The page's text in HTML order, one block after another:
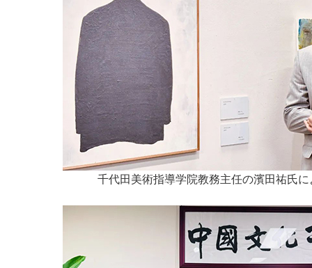
千代田美術指導学院教務主任の濱田祐氏